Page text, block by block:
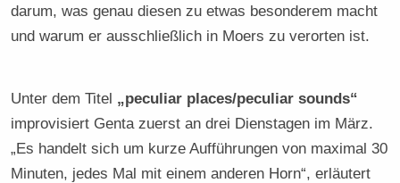
darum, was genau diesen zu etwas besonderem macht
und warum er ausschließlich in Moers zu verorten ist.
Unter dem Titel „peculiar places/peculiar sounds“
improvisiert Genta zuerst an drei Dienstagen im März.
„Es handelt sich um kurze Aufführungen von maximal 30
Minuten, jedes Mal mit einem anderen Horn“, erläutert